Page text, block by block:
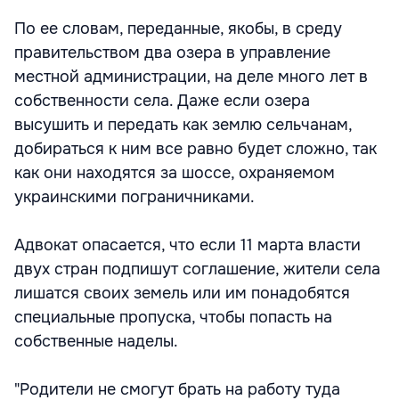
По ее словам, переданные, якобы, в среду
правительством два озера в управление
местной администрации, на деле много лет в
собственности села. Даже если озера
высушить и передать как землю сельчанам,
добираться к ним все равно будет сложно, так
как они находятся за шоссе, охраняемом
украинскими пограничниками.
Адвокат опасается, что если 11 марта власти
двух стран подпишут соглашение, жители села
лишатся своих земель или им понадобятся
специальные пропуска, чтобы попасть на
собственные наделы.
"Родители не смогут брать на работу туда